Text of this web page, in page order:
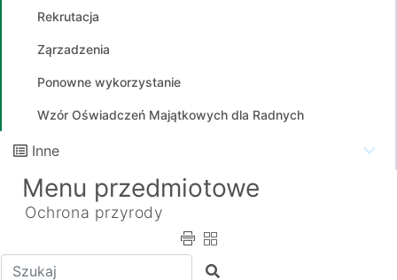
Rekrutacja
Ząrzadzenia
Ponowne wykorzystanie
Wzór Oświadczeń Majątkowych dla Radnych
Inne
Menu przedmiotowe
Ochrona przyrody
Wpisz tekst do wyszukania Szukaj